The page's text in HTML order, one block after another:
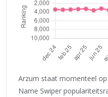
Arzum staat momenteel
Name Swiper